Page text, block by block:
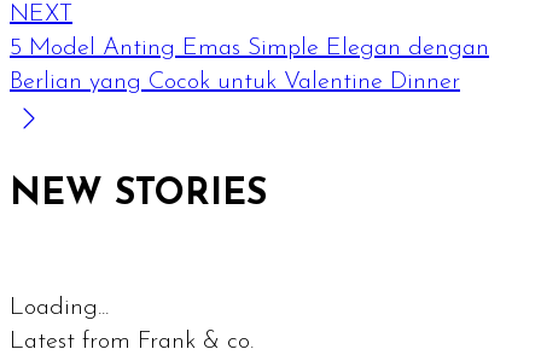
NEXT
5 Model Anting Emas Simple Elegan dengan
Berlian yang Cocok untuk Valentine Dinner
NEW STORIES
Loading...
Latest from Frank & co.